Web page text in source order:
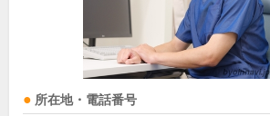
所在地・電話番号